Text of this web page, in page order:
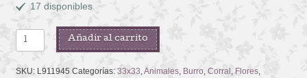
17 disponibles
GREG
GREY
cantidad
Añadir al carrito
SKU: L911945 Categorías: 33x33 Animales, Burro Corral Flores,